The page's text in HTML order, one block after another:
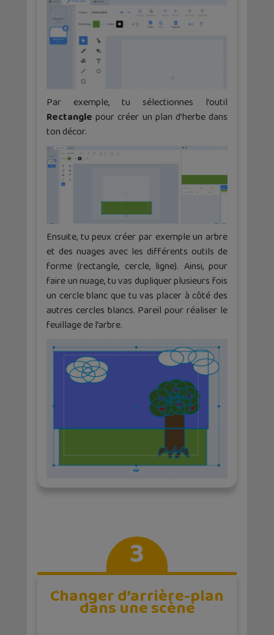
Par exemple, tu sélectionnes l’outil
Rectangle pour créer un plan d’herbe dans
ton décor.
Ensuite, tu peux créer par exemple un arbre
et des nuages avec les différents outils de
forme (rectangle, cercle, ligne). Ainsi, pour
faire un nuage, tu vas dupliquer plusieurs fois
un cercle blanc que tu vas placer à côté des
autres cercles blancs. Pareil pour réaliser le
feuillage de l’arbre.
3
Changer d’arrière-plan
dans une scène